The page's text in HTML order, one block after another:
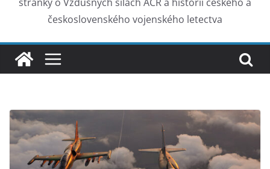
československého vojenského letectva